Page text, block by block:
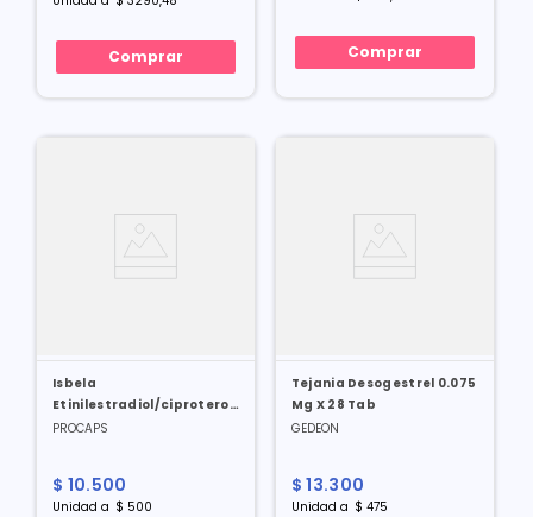
Comprar Comprar
Isbela
Etinilestradiol/ciproterona
0.035/2 Mg X 21 Tabl
PROCAPS
$ 10.500
Unidad a $ 500
Tejania Desogestrel 0.075
Mg X 28 Tab
GEDEON
$ 13.300
Unidad a $ 475